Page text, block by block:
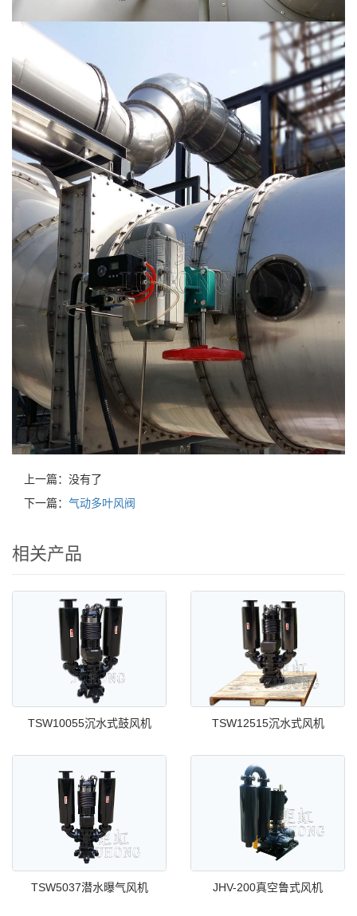
上一篇：没有了
下一篇： 气动多叶风阀
相关产品
TSW10055沉水式鼓风机 TSW12515沉水式风机
TSW5037潜水曝气风机 JHV-200真空鲁式风机